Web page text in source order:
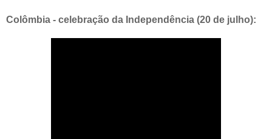
Colômbia - celebração da Independência (20 de julho):